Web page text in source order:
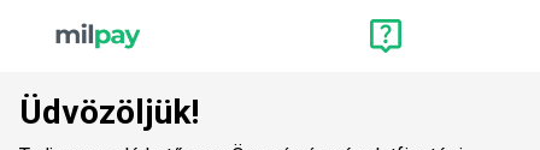
Üdvözöljük!